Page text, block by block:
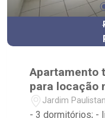
Apartamento
para locação
Paulistano
Jardim
- 3 dormitórios; -